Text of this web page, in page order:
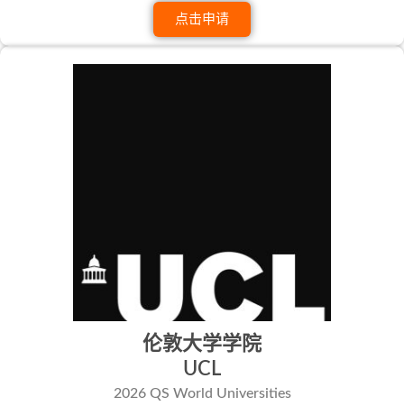
点击申请
伦敦大学学院
UCL
2026 QS World Universities